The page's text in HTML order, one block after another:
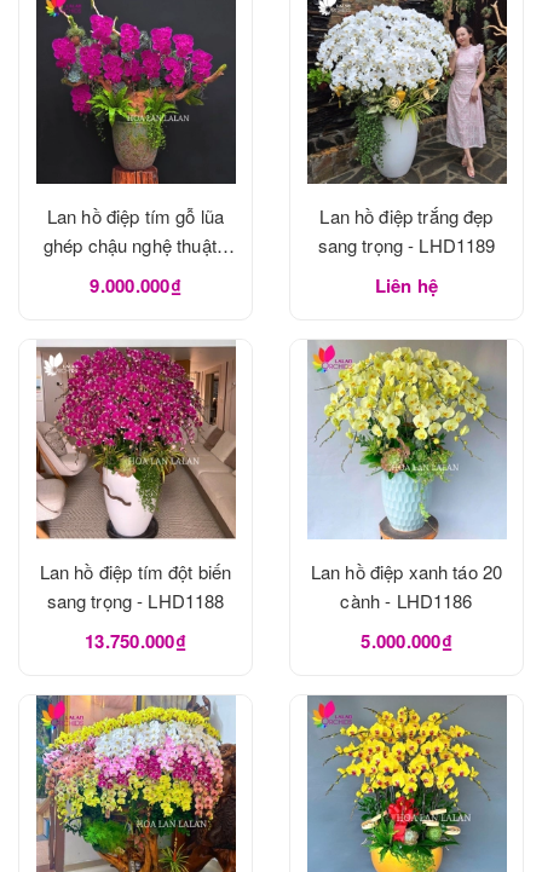
Lan hồ điệp tím gỗ lũa
ghép chậu nghệ thuật -
LHD1190
9.000.000₫
Lan hồ điệp trắng đẹp
sang trọng - LHD1189
Liên hệ
Lan hồ điệp tím đột biến
sang trọng - LHD1188
13.750.000₫
Lan hồ điệp xanh táo 20
cành - LHD1186
5.000.000₫